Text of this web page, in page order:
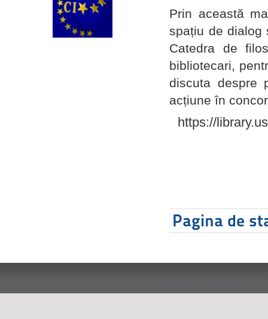
Prin această
spațiu de dialog
Catedra de
bibliotecari,
discuta despre
acțiune în
https://
Pagina de